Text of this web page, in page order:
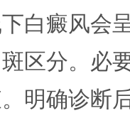
白癜风会
区分。必
明确诊断